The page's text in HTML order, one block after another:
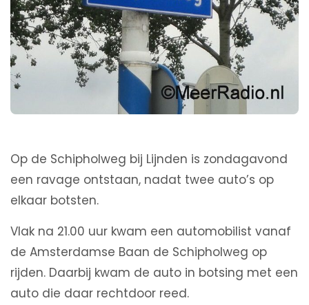
Op de Schipholweg bij Lijnden is zondagavond
een ravage ontstaan, nadat twee auto’s op
elkaar botsten.
Vlak na 21.00 uur kwam een automobilist vanaf
de Amsterdamse Baan de Schipholweg op
rijden. Daarbij kwam de auto in botsing met een
auto die daar rechtdoor reed.